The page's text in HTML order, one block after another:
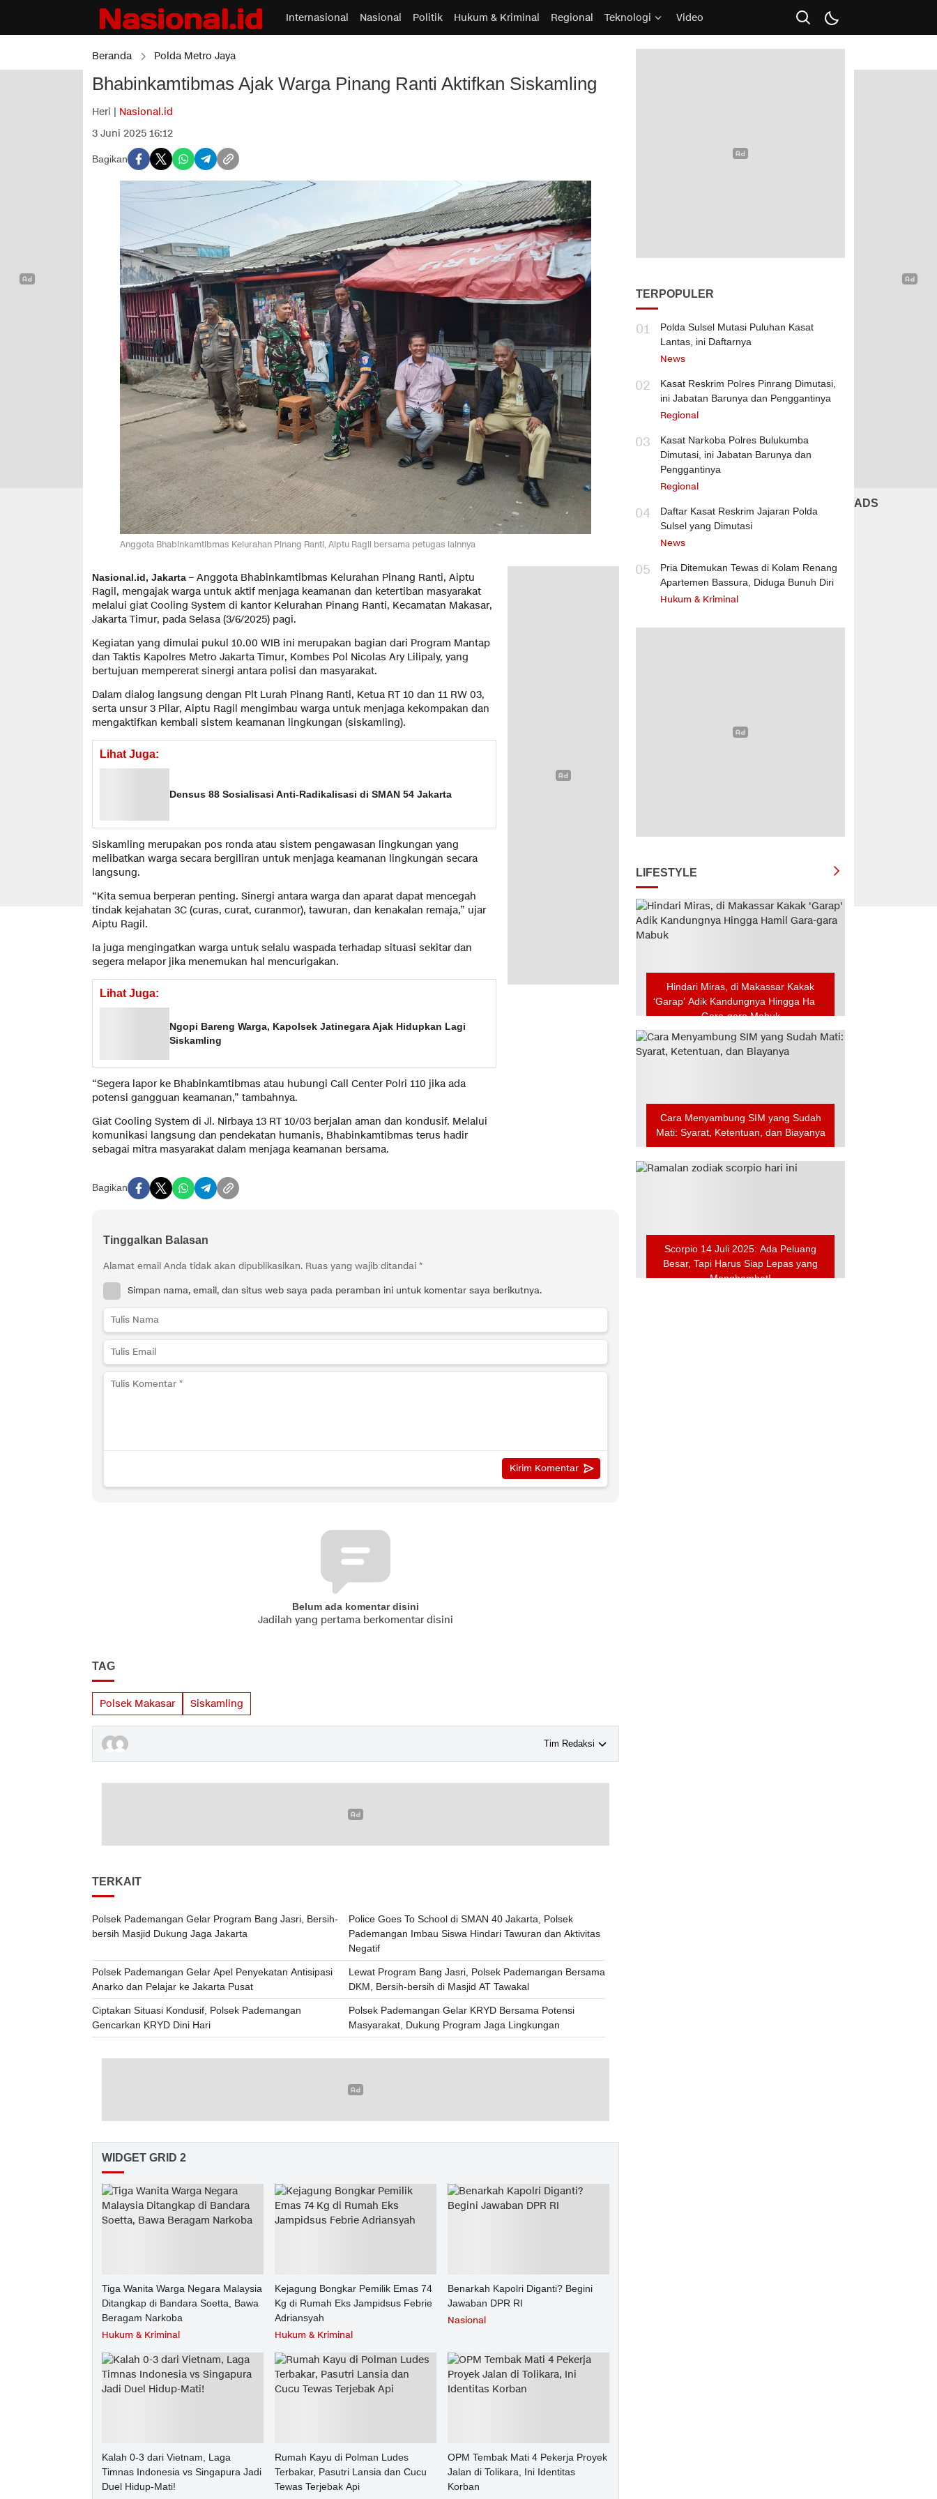
Internasional Nasional Politik Hukum & Kriminal Regional Teknologi Video
Beranda Polda Metro Jaya
Bhabinkamtibmas Ajak Warga Pinang Ranti Aktifkan Siskamling
Heri | Nasional.id
3 Juni 2025 16:12
Bagikan
Anggota Bhabinkamtibmas Kelurahan Pinang Ranti, Aiptu Ragil bersama petugas lainnya
Nasional.id, Jakarta – Anggota Bhabinkamtibmas Kelurahan Pinang Ranti, Aiptu
Ragil, mengajak warga untuk aktif menjaga keamanan dan ketertiban masyarakat
melalui giat Cooling System di kantor Kelurahan Pinang Ranti, Kecamatan Makasar,
Jakarta Timur, pada Selasa (3/6/2025) pagi.
Kegiatan yang dimulai pukul 10.00 WIB ini merupakan bagian dari Program Mantap
dan Taktis Kapolres Metro Jakarta Timur, Kombes Pol Nicolas Ary Lilipaly, yang
bertujuan mempererat sinergi antara polisi dan masyarakat.
Dalam dialog langsung dengan Plt Lurah Pinang Ranti, Ketua RT 10 dan 11 RW 03,
serta unsur 3 Pilar, Aiptu Ragil mengimbau warga untuk menjaga kekompakan dan
mengaktifkan kembali sistem keamanan lingkungan (siskamling).
Lihat Juga:
Densus 88 Sosialisasi Anti-Radikalisasi di SMAN 54 Jakarta
Siskamling merupakan pos ronda atau sistem pengawasan lingkungan yang
melibatkan warga secara bergiliran untuk menjaga keamanan lingkungan secara
langsung.
“Kita semua berperan penting. Sinergi antara warga dan aparat dapat mencegah
tindak kejahatan 3C (curas, curat, curanmor), tawuran, dan kenakalan remaja,” ujar
Aiptu Ragil.
Ia juga mengingatkan warga untuk selalu waspada terhadap situasi sekitar dan
segera melapor jika menemukan hal mencurigakan.
Lihat Juga:
Ngopi Bareng Warga, Kapolsek Jatinegara Ajak Hidupkan Lagi
Siskamling
“Segera lapor ke Bhabinkamtibmas atau hubungi Call Center Polri 110 jika ada
potensi gangguan keamanan,” tambahnya.
Giat Cooling System di Jl. Nirbaya 13 RT 10/03 berjalan aman dan kondusif. Melalui
komunikasi langsung dan pendekatan humanis, Bhabinkamtibmas terus hadir
sebagai mitra masyarakat dalam menjaga keamanan bersama.
Bagikan
Tinggalkan Balasan
Alamat email Anda tidak akan dipublikasikan. Ruas yang wajib ditandai *
Simpan nama, email, dan situs web saya pada peramban ini untuk komentar saya berikutnya.
Belum ada komentar disini
Jadilah yang pertama berkomentar disini
TAG
Polsek Makasar Siskamling
Tim Redaksi
TERKAIT
Polsek Pademangan Gelar Program Bang Jasri, Bersih-
bersih Masjid Dukung Jaga Jakarta
Police Goes To School di SMAN 40 Jakarta, Polsek
Pademangan Imbau Siswa Hindari Tawuran dan Aktivitas
Negatif
Polsek Pademangan Gelar Apel Penyekatan Antisipasi
Anarko dan Pelajar ke Jakarta Pusat
Lewat Program Bang Jasri, Polsek Pademangan Bersama
DKM, Bersih-bersih di Masjid AT Tawakal
Ciptakan Situasi Kondusif, Polsek Pademangan
Gencarkan KRYD Dini Hari
Polsek Pademangan Gelar KRYD Bersama Potensi
Masyarakat, Dukung Program Jaga Lingkungan
WIDGET GRID 2
Tiga Wanita Warga Negara Malaysia
Ditangkap di Bandara Soetta, Bawa
Beragam Narkoba
Hukum & Kriminal
Kejagung Bongkar Pemilik Emas 74
Kg di Rumah Eks Jampidsus Febrie
Adriansyah
Hukum & Kriminal
Benarkah Kapolri Diganti? Begini
Jawaban DPR RI
Nasional
Kalah 0-3 dari Vietnam, Laga
Timnas Indonesia vs Singapura Jadi
Duel Hidup-Mati!
Rumah Kayu di Polman Ludes
Terbakar, Pasutri Lansia dan Cucu
Tewas Terjebak Api
OPM Tembak Mati 4 Pekerja Proyek
Jalan di Tolikara, Ini Identitas
Korban
TERPOPULER
01
Polda Sulsel Mutasi Puluhan Kasat
Lantas, ini Daftarnya
News
02
Kasat Reskrim Polres Pinrang Dimutasi,
ini Jabatan Barunya dan Penggantinya
Regional
03
Kasat Narkoba Polres Bulukumba
Dimutasi, ini Jabatan Barunya dan
Penggantinya
Regional
04
Daftar Kasat Reskrim Jajaran Polda
Sulsel yang Dimutasi
News
05
Pria Ditemukan Tewas di Kolam Renang
Apartemen Bassura, Diduga Bunuh Diri
Hukum & Kriminal
LIFESTYLE
Hindari Miras, di Makassar Kakak
‘Garap’ Adik Kandungnya Hingga Hamil
Gara-gara Mabuk
Cara Menyambung SIM yang Sudah
Mati: Syarat, Ketentuan, dan Biayanya
Scorpio 14 Juli 2025: Ada Peluang
Besar, Tapi Harus Siap Lepas yang
Menghambat!
ADS